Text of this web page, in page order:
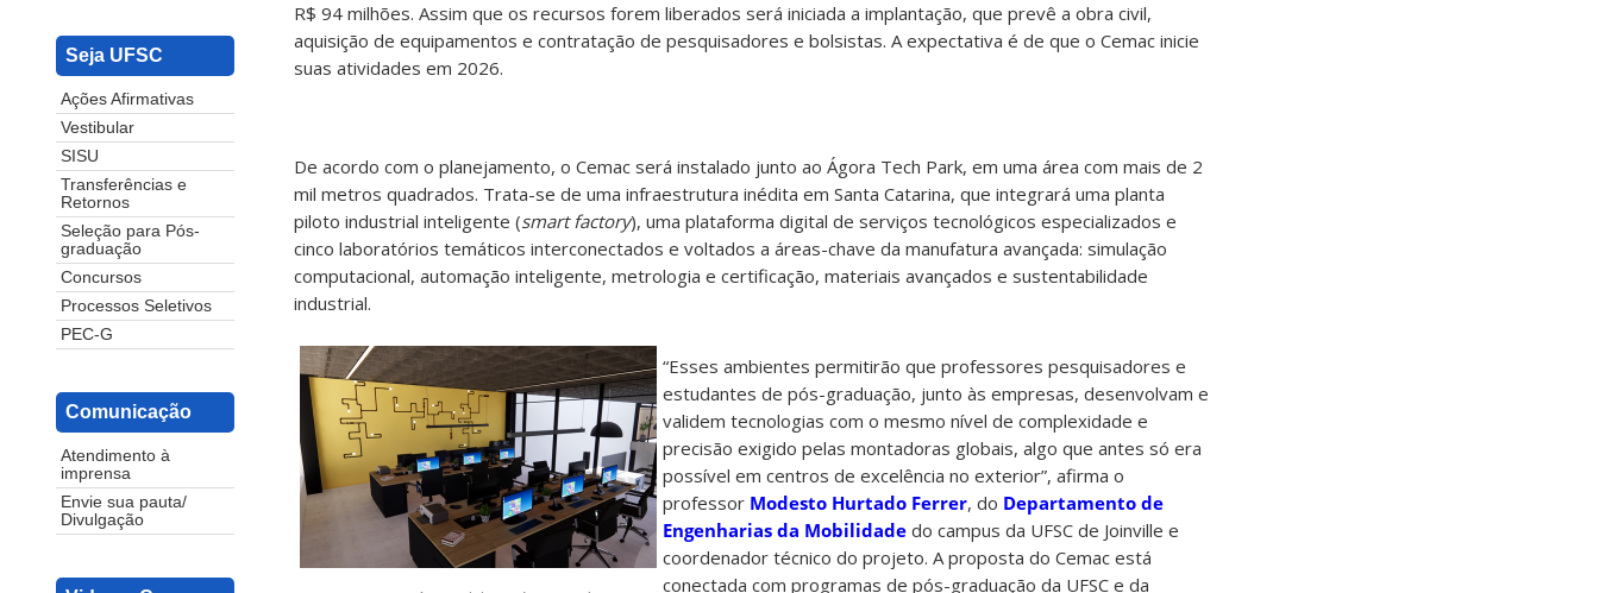
Seja UFSC
Ações Afirmativas
Vestibular
SISU
Transferências e
Retornos
Seleção para Pós-
graduação
Concursos
Processos Seletivos
PEC-G
Comunicação
Atendimento à
imprensa
Envie sua pauta/
Divulgação
R$ 94 milhões. Assim que os recursos forem liberados será iniciada a implantação, que prevê a obra civil,
aquisição de equipamentos e contratação de pesquisadores e bolsistas. A expectativa é de que o Cemac inicie
suas atividades em 2026.
De acordo com o planejamento, o Cemac será instalado junto ao Ágora Tech Park, em uma área com mais de 2
mil metros quadrados. Trata-se de uma infraestrutura inédita em Santa Catarina, que integrará uma planta
piloto industrial inteligente (smart factory), uma plataforma digital de serviços tecnológicos especializados e
cinco laboratórios temáticos interconectados e voltados a áreas-chave da manufatura avançada: simulação
computacional, automação inteligente, metrologia e certificação, materiais avançados e sustentabilidade
industrial.
“Esses ambientes permitirão que professores pesquisadores e
estudantes de pós-graduação, junto às empresas, desenvolvam e
validem tecnologias com o mesmo nível de complexidade e
precisão exigido pelas montadoras globais, algo que antes só era
possível em centros de excelência no exterior”, afirma o
professor Modesto Hurtado Ferrer, do Departamento de
Engenharias da Mobilidade do campus da UFSC de Joinville e
coordenador técnico do projeto. A proposta do Cemac está
conectada com programas de pós-graduação da UFSC e da